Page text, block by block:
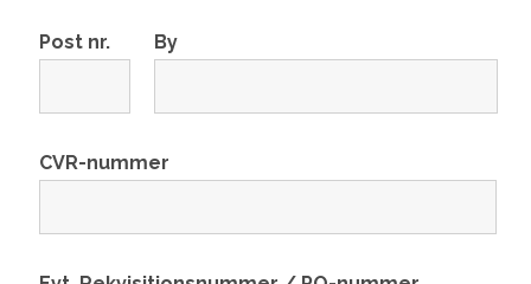
Post nr. By
CVR-nummer